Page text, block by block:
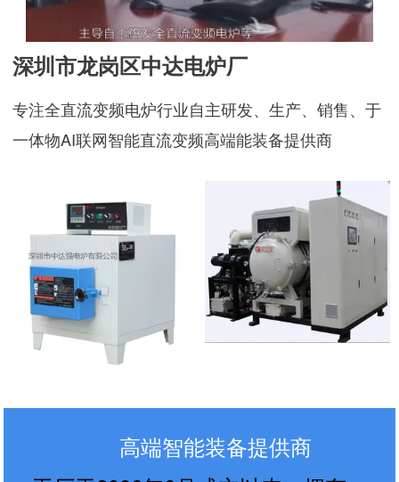
深圳市龙岗区中达电炉厂
专注全直流变频电炉行业自主研发、生产、销售、于
一体物AI联网智能直流变频高端能装备提供商
高端智能装备提供商